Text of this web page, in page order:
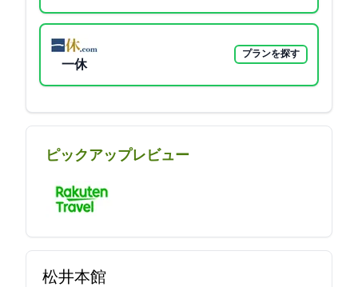
一休
プランを探す
ピックアップレビュー
松井本館